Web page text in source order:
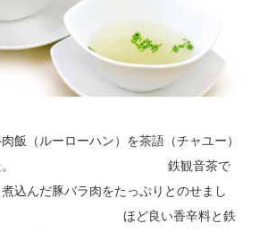
飯（ルーローハン）を茶語（チャユー）
しました。 鉄観音茶で
込んだ豚バラ肉をたっぷりとのせまし
良い香辛料と鉄